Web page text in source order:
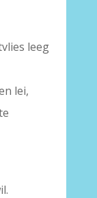
leeg
lei,